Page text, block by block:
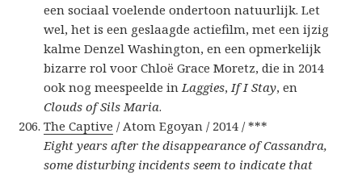
een sociaal voelende ondertoon natuurlijk. Let
wel, het is een geslaagde actiefilm, met een ijzig
kalme Denzel Washington, en een opmerkelijk
bizarre rol voor Chloë Grace Moretz, die in 2014
ook nog meespeelde inLaggies,If I Stay, en
Clouds of Sils Maria.
The Captive / Atom Egoyan / 2014 / ***
Eight years after the disappearance of Cassandra,
some disturbing incidents seem to indicate that